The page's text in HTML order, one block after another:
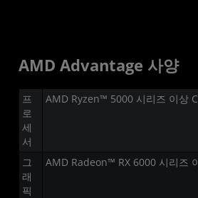
AMD Advantage 사양
프
로
세
서
AMD Ryzen™ 5000 시리즈 이상
그
래
픽
AMD Radeon™ RX 6000 시리즈